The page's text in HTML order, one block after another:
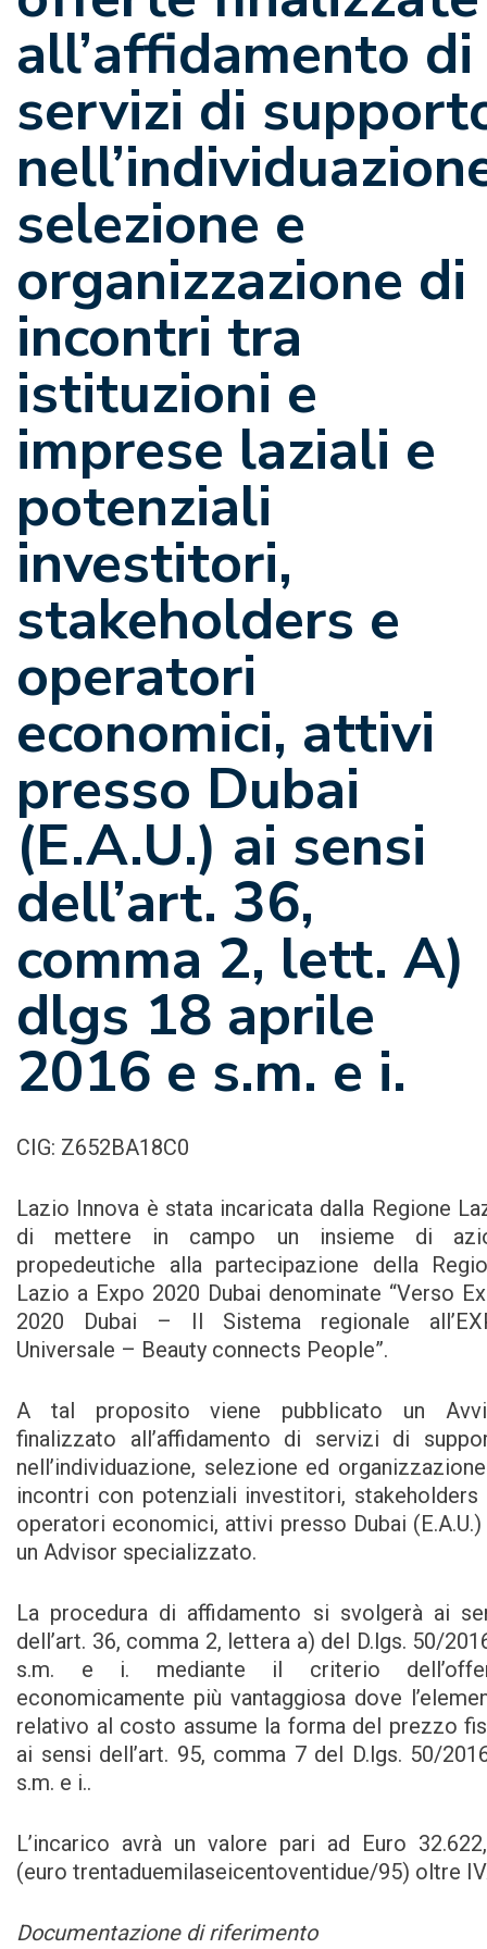
all’affidamento di
servizi di
selezione e
organizzazione di
incontri tra
istituzioni e
imprese laziali e
potenziali
investitori,
stakeholders e
operatori
economici, attivi
presso Dubai
(E.A.U.) ai sensi
dell’art. 36,
comma 2, lett. A)
dlgs 18 aprile
2016 e s.m. e i.
CIG: Z652BA18C0
Lazio Innova è stata incaricata dalla Regione
di mettere in campo un insieme di
propedeutiche alla partecipazione della
Lazio a Expo 2020 Dubai denominate “Verso
2020 Dubai – Il Sistema regionale
Universale – Beauty connects People”.
A tal proposito viene pubblicato un
finalizzato all’affidamento di servizi di
nell’individuazione, selezione ed
incontri con potenziali investitori, stakeholders
operatori economici, attivi presso Dubai (E.A.U.)
un Advisor specializzato.
La procedura di affidamento si svolgerà ai
dell’art. 36, comma 2, lettera a) del D.lgs. 50/
s.m. e i. mediante il criterio
economicamente più vantaggiosa dove
relativo al costo assume la forma del prezzo
ai sensi dell’art. 95, comma 7 del D.lgs. 50/
s.m. e i..
L’incarico avrà un valore pari ad Euro
(euro trentaduemilaseicentoventidue/95) oltre
Documentazione di riferimento